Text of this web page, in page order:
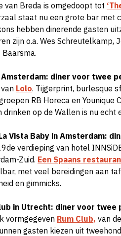
van Breda is omgedoopt tot
staat nu een grote bar met
hebben dinerende gasten
zijn o.a. Wes Schreutelkamp,
Baarsma.
Amsterdam: diner voor twee
Lolo. Tijgerprint, burlesque
RB Horeca en
drinken op de Wallen is nu echt
Vista Baby in Amsterdam:
verdieping van hotel
Zuid. Een Spaans
met veel bereidingen aan
en gimmicks.
in Utrecht: diner voor twee
vormgegeven Rum Club, van
gasten kiezen uit